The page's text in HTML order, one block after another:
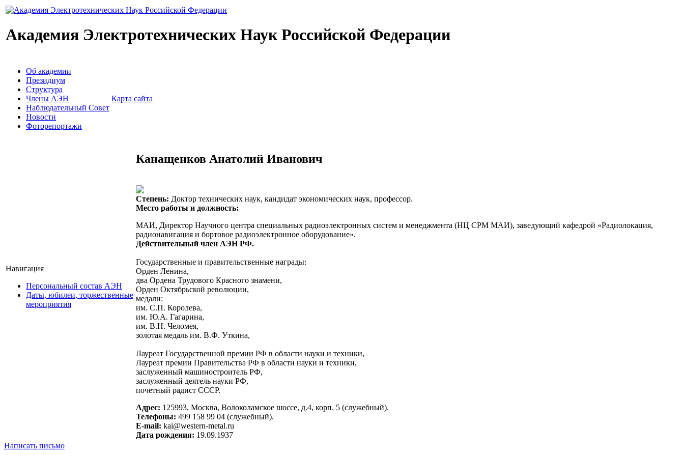
Академия Электротехнических Наук Российской Федерации
Об академии
Президиум
Структура
Члены АЭН
Наблюдательный Совет
Новости
Фоторепортажи
Карта сайта
Навигация
Персональный состав АЭН
Даты, юбилеи, торжественные
мероприятия
Канащенков Анатолий Иванович
Степень: Доктор технических наук, кандидат экономических наук, профессор.
Место работы и должность:
МАИ, Директор Научного центра специальных радиоэлектронных систем и менеджмента (НЦ СРМ МАИ), заведующий кафедрой «Радиолокация,
радионавигация и бортовое радиоэлектронное оборудование».
Действительный член АЭН РФ.
Государственные и правительственные награды:
Орден Ленина,
два Ордена Трудового Красного знамени,
Орден Октябрьской революции,
медали:
им. С.П. Королева,
им. Ю.А. Гагарина,
им. В.Н. Челомея,
золотая медаль им. В.Ф. Уткина,
Лауреат Государственной премии РФ в области науки и техники,
Лауреат премии Правительства РФ в области науки и техники,
заслуженный машиностроитель РФ,
заслуженный деятель науки РФ,
почетный радист СССР.
Адрес: 125993, Москва, Волоколамское шоссе, д.4, корп. 5 (служебный).
Телефоны: 499 158 99 04 (служебный).
E-mail: kai@western-metal.ru
Дата рождения: 19.09.1937
Написать письмо